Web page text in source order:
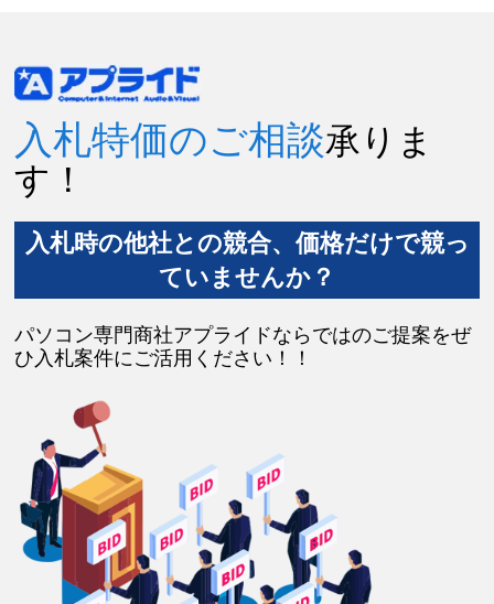
入札特価のご相談承りま
す！
入札時の他社との競合、価格だけで競っ
ていませんか？
パソコン専門商社アプライドならではのご提案をぜ
ひ入札案件にご活用ください！！